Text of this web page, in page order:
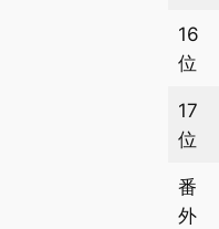
16
位
17
位
番
外